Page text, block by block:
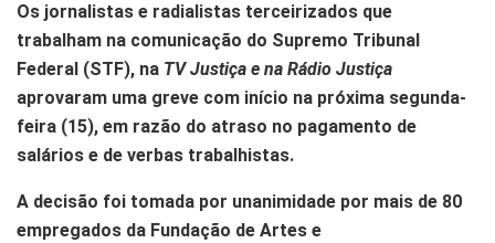
at
s
A
p
p
ce
b
o
o
k
py
Li
n
k
ar
e
Os jornalistas e radialistas terceirizados que
trabalham na comunicação do Supremo Tribunal
Federal (STF), na TV Justiça e na Rádio Justiça
aprovaram uma greve com início na próxima segunda-
feira (15), em razão do atraso no pagamento de
salários e de verbas trabalhistas.
A decisão foi tomada por unanimidade por mais de 80
empregados da Fundação de Artes e